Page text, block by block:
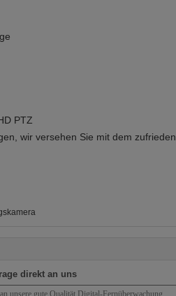
PTZ
wir versehen Sie mit dem zufrieden
direkt an uns